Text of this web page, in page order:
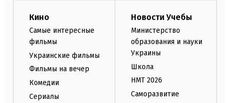
Кино
Самые интересные
фильмы
Украинские фильмы
Фильмы на вечер
Комедии
Сериалы
Новости Учебы
Министерство
образования и науки
Украины
Школа
НМТ 2026
Саморазвитие